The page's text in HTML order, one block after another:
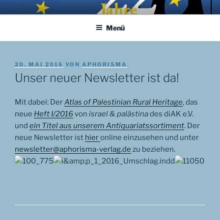
InhaltAPHORISMA.EU
… links und rechts von Jerusalem …
Menü
VERÖFFENTLICHT
AM
20. MAI 2016 VON APHORISMA
Unser neuer Newsletter ist da!
Mit dabei: DerAtlas of Palestinian Rural Heritage, das
neue Heft I/2016 von israel & palästinades diAK e.V.
und ein Titel aus unserem Antiquariatssortiment. Der
neue Newsletter ist hieronline einzusehen und unter
newsletter@aphorisma-verlag.de zu beziehen.